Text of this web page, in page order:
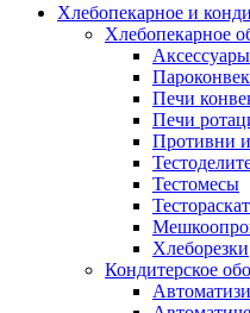
Хлебопекарное и
Хлебопекарное
Аксессуары
Печи
Печи
Противни
Тестомесы
Хлеборезки
Кондитерское